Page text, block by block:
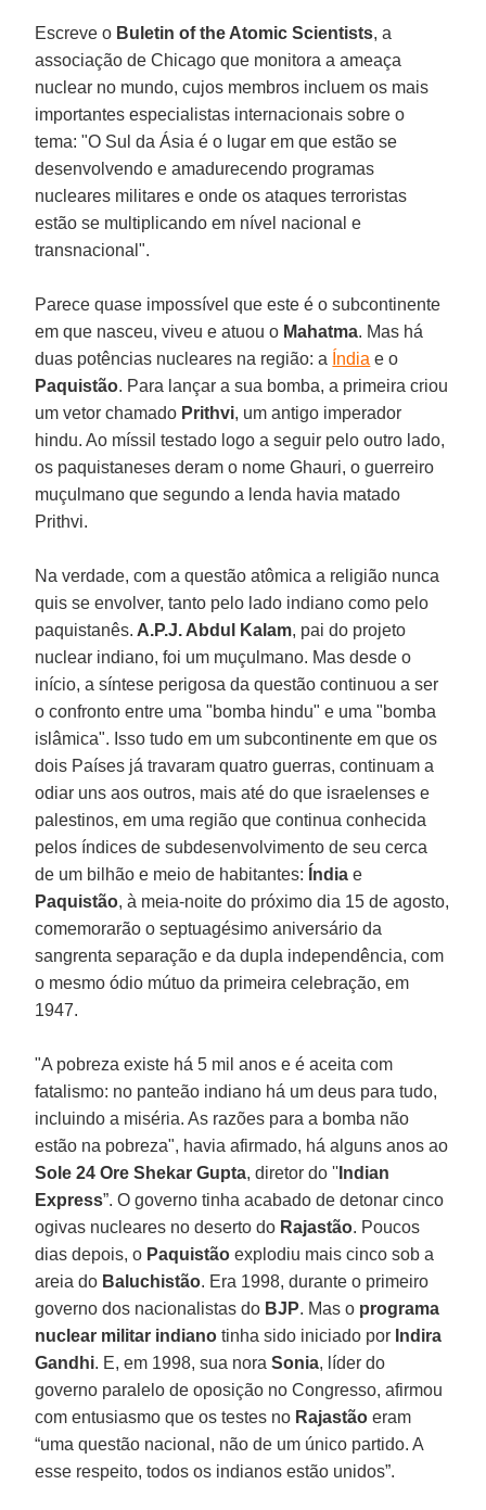
Escreve o Buletin of the Atomic Scientists, a
associação de Chicago que monitora a ameaça
nuclear no mundo, cujos membros incluem os mais
importantes especialistas internacionais sobre o
tema: "O Sul da Ásia é o lugar em que estão se
desenvolvendo e amadurecendo programas
nucleares militares e onde os ataques terroristas
estão se multiplicando em nível nacional e
transnacional".
Parece quase impossível que este é o subcontinente
em que nasceu, viveu e atuou o Mahatma. Mas há
duas potências nucleares na região: a Índia e o
Paquistão. Para lançar a sua bomba, a primeira criou
um vetor chamado Prithvi, um antigo imperador
hindu. Ao míssil testado logo a seguir pelo outro lado,
os paquistaneses deram o nome Ghauri, o guerreiro
muçulmano que segundo a lenda havia matado
Prithvi.
Na verdade, com a questão atômica a religião nunca
quis se envolver, tanto pelo lado indiano como pelo
paquistanês. A.P.J. Abdul Kalam, pai do projeto
nuclear indiano, foi um muçulmano. Mas desde o
início, a síntese perigosa da questão continuou a ser
o confronto entre uma "bomba hindu" e uma "bomba
islâmica". Isso tudo em um subcontinente em que os
dois Países já travaram quatro guerras, continuam a
odiar uns aos outros, mais até do que israelenses e
palestinos, em uma região que continua conhecida
pelos índices de subdesenvolvimento de seu cerca
de um bilhão e meio de habitantes: Índia e
Paquistão, à meia-noite do próximo dia 15 de agosto,
comemorarão o septuagésimo aniversário da
sangrenta separação e da dupla independência, com
o mesmo ódio mútuo da primeira celebração, em
1947.
"A pobreza existe há 5 mil anos e é aceita com
fatalismo: no panteão indiano há um deus para tudo,
incluindo a miséria. As razões para a bomba não
estão na pobreza", havia afirmado, há alguns anos ao
Sole 24 Ore Shekar Gupta, diretor do '' Indian
Express”. O governo tinha acabado de detonar cinco
ogivas nucleares no deserto do Rajastão. Poucos
dias depois, o Paquistão explodiu mais cinco sob a
areia do Baluchistão. Era 1998, durante o primeiro
governo dos nacionalistas do BJP. Mas o programa
nuclear militar indiano tinha sido iniciado por Indira
Gandhi. E, em 1998, sua noraSonia, líder do
governo paralelo de oposição no Congresso, afirmou
com entusiasmo que os testes no Rajastão eram
“uma questão nacional, não de um único partido. A
esse respeito, todos os indianos estão unidos”.